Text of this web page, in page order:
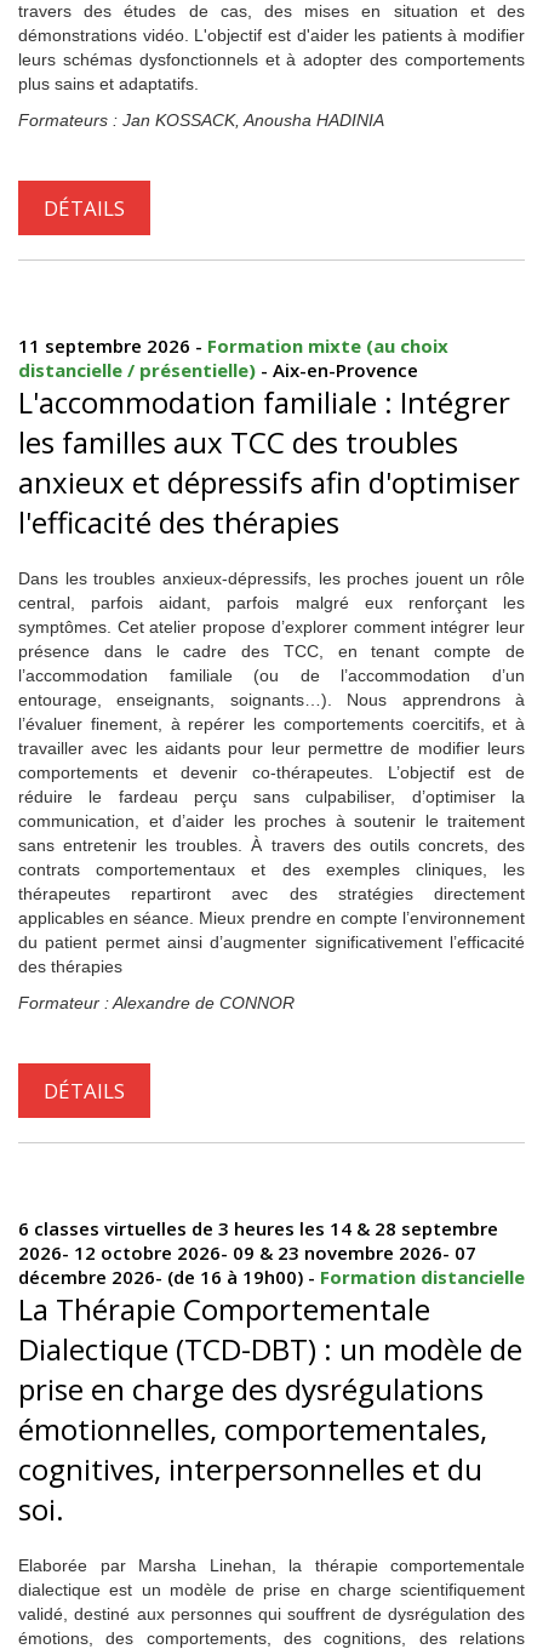
travers des études de cas, des mises en situation et des
démonstrations vidéo. L'objectif est d'aider les patients à modifier
leurs schémas dysfonctionnels et à adopter des comportements
plus sains et adaptatifs.
Formateurs : Jan KOSSACK, Anousha HADINIA
DÉTAILS
11 septembre 2026 - Formation mixte (au choix
distancielle / présentielle) - Aix-en-Provence
L'accommodation familiale : Intégrer
les familles aux TCC des troubles
anxieux et dépressifs afin d'optimiser
l'efficacité des thérapies
Dans les troubles anxieux-dépressifs, les proches jouent un rôle
central, parfois aidant, parfois malgré eux renforçant les
symptômes. Cet atelier propose d’explorer comment intégrer leur
présence dans le cadre des TCC, en tenant compte de
l’accommodation familiale (ou de l’accommodation d’un
entourage, enseignants, soignants…). Nous apprendrons à
l’évaluer finement, à repérer les comportements coercitifs, et à
travailler avec les aidants pour leur permettre de modifier leurs
comportements et devenir co-thérapeutes. L’objectif est de
réduire le fardeau perçu sans culpabiliser, d’optimiser la
communication, et d’aider les proches à soutenir le traitement
sans entretenir les troubles. À travers des outils concrets, des
contrats comportementaux et des exemples cliniques, les
thérapeutes repartiront avec des stratégies directement
applicables en séance. Mieux prendre en compte l’environnement
du patient permet ainsi d’augmenter significativement l’efficacité
des thérapies
Formateur : Alexandre de CONNOR
DÉTAILS
6 classes virtuelles de 3 heures les 14 & 28 septembre
2026- 12 octobre 2026- 09 & 23 novembre 2026- 07
décembre 2026- (de 16 à 19h00) - Formation distancielle
La Thérapie Comportementale
Dialectique (TCD-DBT) : un modèle de
prise en charge des dysrégulations
émotionnelles, comportementales,
cognitives, interpersonnelles et du
soi.
Elaborée par Marsha Linehan, la thérapie comportementale
dialectique est un modèle de prise en charge scientifiquement
validé, destiné aux personnes qui souffrent de dysrégulation des
émotions, des comportements, des cognitions, des relations